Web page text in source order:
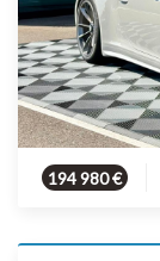
Essence
194 980 €